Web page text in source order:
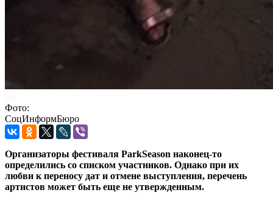
Фото:
СоцИнформБюро
Организаторы фестиваля ParkSeason наконец-то
определились со списком участников. Однако при их
любви к переносу дат и отмене выступления, перечень
артистов может быть еще не утвержденным.